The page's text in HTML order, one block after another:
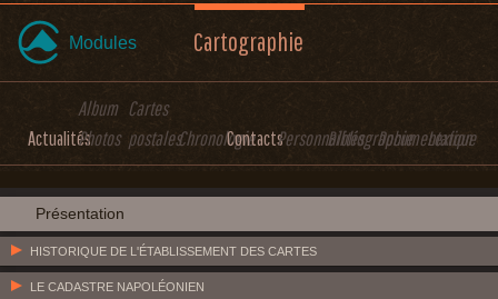
Modules Cartographie
Actualités
Album
Photos
Cartes
postalesChronologieContactsPersonnalitésBibliographieDocumentation
Lexique
Présentation
HISTORIQUE DE L'ÉTABLISSEMENT DES CARTES
LE CADASTRE NAPOLÉONIEN